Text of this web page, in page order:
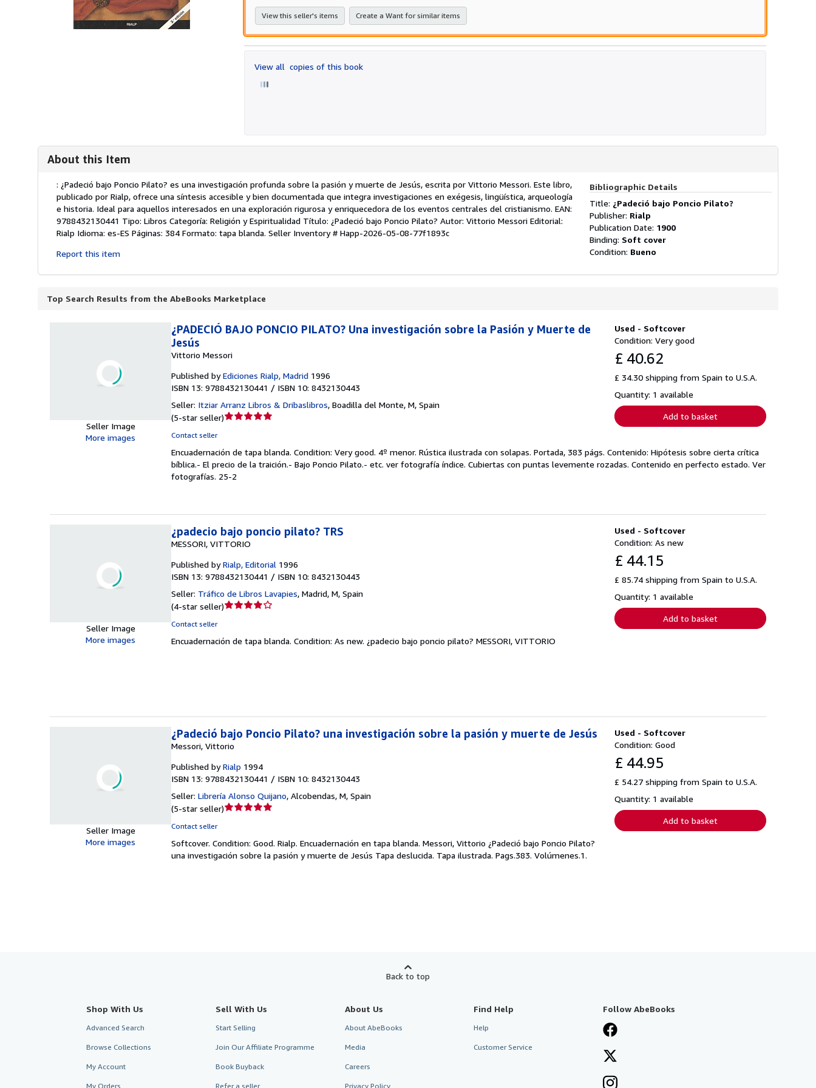
stars
View this seller's items Create a Want for similar items
View all copies of this book
About this Item
Description:
: ¿Padeció bajo Poncio Pilato? es una investigación profunda sobre la pasión y muerte de Jesús, escrita por Vittorio Messori. Este libro,
publicado por Rialp, ofrece una síntesis accesible y bien documentada que integra investigaciones en exégesis, lingüística, arqueología
e historia. Ideal para aquellos interesados en una exploración rigurosa y enriquecedora de los eventos centrales del cristianismo. EAN:
9788432130441 Tipo: Libros Categoría: Religión y Espiritualidad Título: ¿Padeció bajo Poncio Pilato? Autor: Vittorio Messori Editorial:
Rialp Idioma: es-ES Páginas: 384 Formato: tapa blanda. Seller Inventory # Happ-2026-05-08-77f1893c
Report this item
Bibliographic Details
Title: ¿Padeció bajo Poncio Pilato?
Publisher: Rialp
Publication Date: 1900
Binding: Soft cover
Condition: Bueno
Top Search Results from the AbeBooks Marketplace
Seller Image
More images
Used - Softcover
Condition: Very good
£ 40.62
£ 34.30 shipping from Spain to U.S.A.
Quantity: 1 available
Add to basket
¿PADECIÓ BAJO PONCIO PILATO? Una investigación sobre la Pasión y Muerte de
Jesús
Vittorio Messori
Published by Ediciones Rialp, Madrid 1996
ISBN 13: 9788432130441 / ISBN 10: 8432130443
Seller: Itziar Arranz Libros & Dribaslibros, Boadilla del Monte, M, Spain
(5-star seller)Seller
out
of
5
Contact seller
Encuadernación de tapa blanda. Condition: Very good. 4º menor. Rústica ilustrada con solapas. Portada, 383 págs. Contenido: Hipótesis sobre cierta crítica
bíblica.- El precio de la traición.- Bajo Poncio Pilato.- etc. ver fotografía índice. Cubiertas con puntas levemente rozadas. Contenido en perfecto estado. Ver
fotografías. 25-2
Seller Image
More images
Used - Softcover
Condition: As new
£ 44.15
£ 85.74 shipping from Spain to U.S.A.
Quantity: 1 available
Add to basket
¿padecio bajo poncio pilato? TRS
MESSORI, VITTORIO
Published by Rialp, Editorial 1996
ISBN 13: 9788432130441 / ISBN 10: 8432130443
Seller: Tráfico de Libros Lavapies, Madrid, M, Spain
(4-star seller)Seller
out
Contact seller
Encuadernación de tapa blanda. Condition: As new. ¿padecio bajo poncio pilato? MESSORI, VITTORIO
Seller Image
More images
Used - Softcover
Condition: Good
£ 44.95
£ 54.27 shipping from Spain to U.S.A.
Quantity: 1 available
Add to basket
¿Padeció bajo Poncio Pilato? una investigación sobre la pasión y muerte de Jesús
Messori, Vittorio
Published by Rialp 1994
ISBN 13: 9788432130441 / ISBN 10: 8432130443
Seller: Librería Alonso Quijano, Alcobendas, M, Spain
(5-star seller)Seller
out
of
Contact seller
Softcover. Condition: Good. Rialp. Encuadernación en tapa blanda. Messori, Vittorio ¿Padeció bajo Poncio Pilato?
una investigación sobre la pasión y muerte de Jesús Tapa deslucida. Tapa ilustrada. Pags.383. Volúmenes.1.
Back to top
Shop With Us
Advanced Search
Browse Collections
My Account
My Orders
Sell With Us
Start Selling
Join Our Affiliate Programme
Book Buyback
Refer a seller
About Us
About AbeBooks
Media
Careers
Privacy Policy
Find Help
Help
Customer Service
Follow AbeBooks